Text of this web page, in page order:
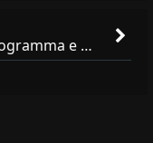
Marca e modello lavastoviglie? Programma e Deterisvo utilizzato ? Decalcificatore è regolato in in base alla durezza